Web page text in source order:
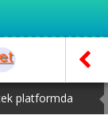
platformda